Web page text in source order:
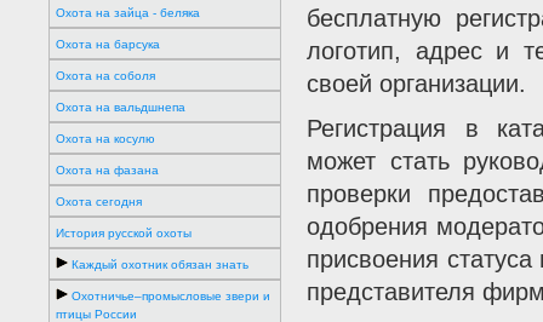
Охота на зайца - беляка
Охота на барсука
Охота на соболя
Охота на вальдшнепа
Охота на косулю
Охота на фазана
Охота сегодня
История русской охоты
Каждый охотник обязан знать
Охотничье–промысловые звери и
птицы России
бесплатную
логотип, адрес и
своей организации.
Регистрация в
может стать
проверки
одобрения
присвоения
представителя